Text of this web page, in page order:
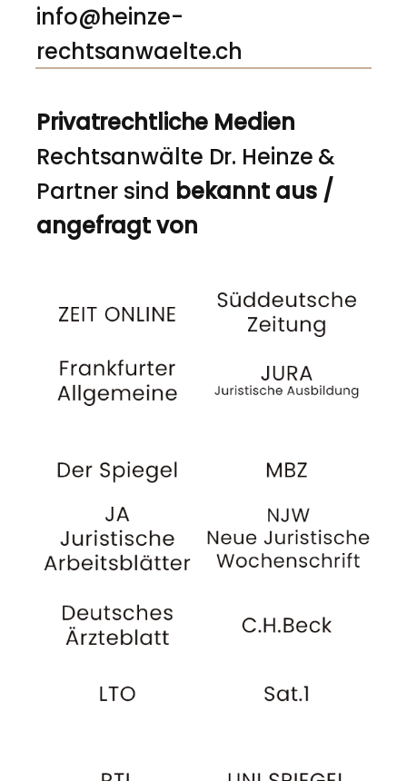
info@heinze-
rechtsanwaelte.ch
Privatrechtliche Medien
Rechtsanwälte Dr. Heinze &
Partner sind bekannt aus /
angefragt von